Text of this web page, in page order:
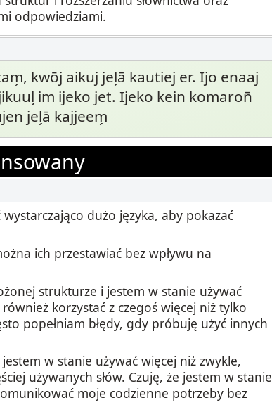
odpowiedziami.
kwōj aikuj jel̗ā kautiej er. Ijo enaaj
im ijeko jet. Ijeko kein komaron̄
jel̗ā kajjeem̗
dużo języka, aby pokazać
ich przestawiać bez wpływu na
strukturze i jestem w stanie używać
korzystać z czegoś więcej niż tylko
popełniam błędy, gdy próbuję użyć innych
w stanie używać więcej niż zwykle,
używanych słów. Czuję, że jestem w stanie
moje codzienne potrzeby bez